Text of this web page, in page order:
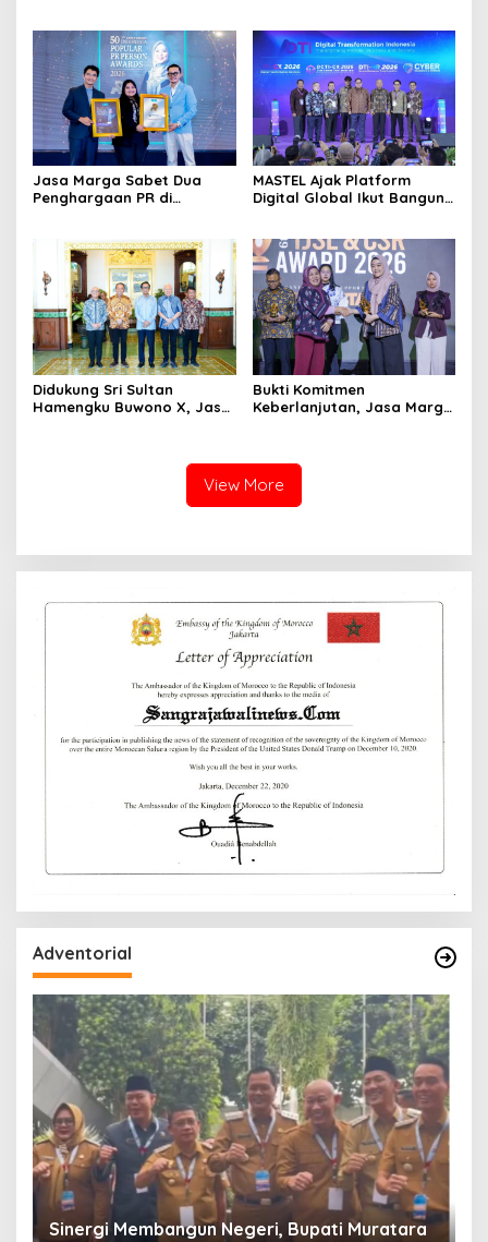
Preventif melalui Bakti
Sosial Kesehatan
Jasa Marga Sabet Dua
Penghargaan PR di
MASTEL Ajak Platform
Digital Global Ikut Bangun
Didukung Sri Sultan
Hamengku Buwono X, Jasa
untuk Dukung Konektivitas
Bukti Komitmen
Keberlanjutan, Jasa Marga
View More
Adventorial
Sinergi Membangun Negeri, Bupati Muratara